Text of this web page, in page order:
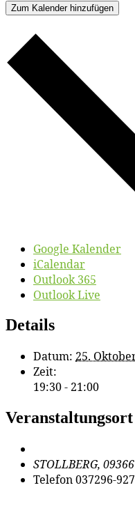
Zum Kalender hinzufügen
Google Kalender
iCalendar
Outlook 365
Outlook Live
Details
Datum: 25.
Zeit:
19:30 - 21:00
Veranstaltungsort
STOLLBERG, 09366
Telefon037296-